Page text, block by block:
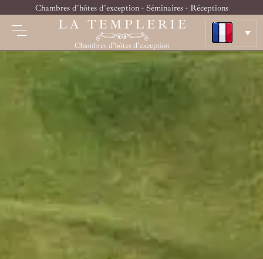
Chambres d'hôtes d'exception - Séminaires - Réceptions